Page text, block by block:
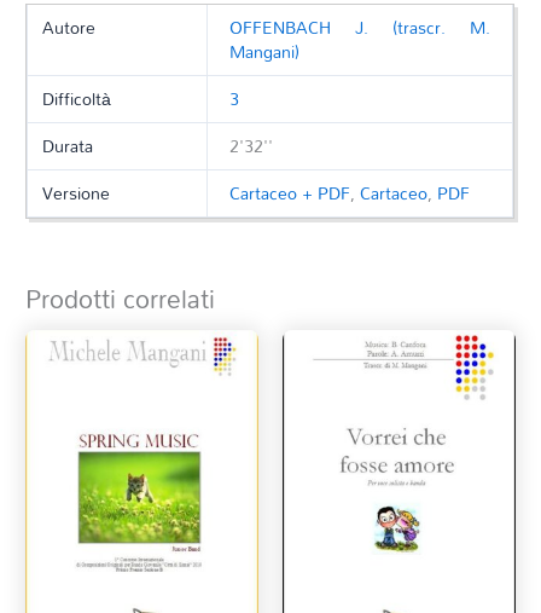
Autore OFFENBACH J. (trascr. M.
Mangani)
Difficoltà
3
Durata
2'32''
Versione
Cartaceo + PDF,Cartaceo, PDF
Prodotti correlati